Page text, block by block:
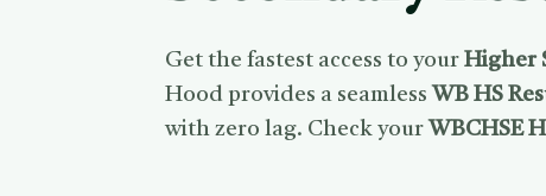
Get the fastest access to yourHigher
Hood provides a seamless WB HS
with zero lag. Check your WBCHSE